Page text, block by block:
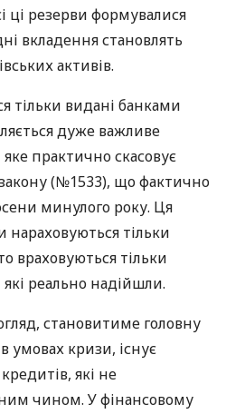
ці резерви формувалися
вкладення становлять
активів.
тільки видані банками
дуже важливе
практично скасовує
(№1533), що фактично
минулого року. Ця
тільки
враховуються тільки
реально надійшли.
становитиме головну
умовах кризи, існує
які не
чином. У фінансовому